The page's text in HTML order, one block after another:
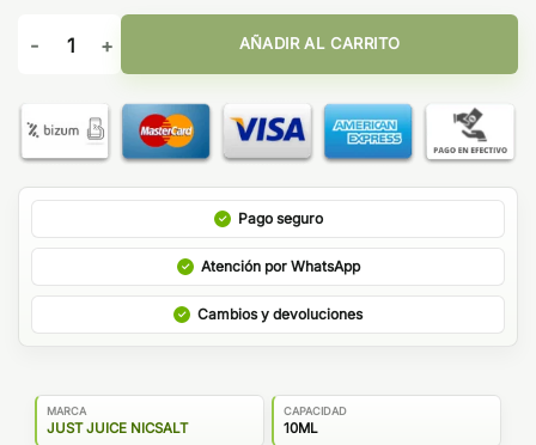
Just Juice Mint Range Salts Blue 10ml cantidad
AÑADIR AL CARRITO
Pago seguro
Atención por WhatsApp
Cambios y devoluciones
MARCA
JUST JUICE NICSALT
CAPACIDAD
10ML